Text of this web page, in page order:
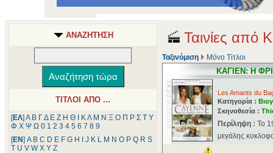
ΑΝΑΖΗΤΗΣΗ
ΤΙΤΛΟΙ ΑΠΟ ...
[ΕΛ] Α Β ΓΔ Ε Ζ Η Θ ΚΛ Μ Ν Ξ Ο Π Ρ Σ Τ Υ
Φ Χ Ψ Ω 0 1 2 3 4 5 6 7 8 9
[ΕΝ] A B C D E F G H J K L M N O P Q R S
T U V W X Y Z
Ταινίες από Κ
Ταξινόμιση Μόνο Τίτλοι
ΚΑΓΙΕΝ: Η
Les Amants du
Κατηγορία :
Σκηνοθεσία :
Περίληψη : Το
μεγάλης